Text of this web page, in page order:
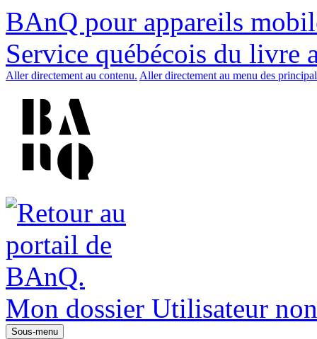
BAnQ pour appareils
Service québécois du livre
Aller directement au contenu. Aller directement au menu des
Mon dossier Utilisateur
Sous-menu